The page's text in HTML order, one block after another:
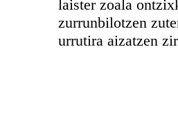
laister zoala
zurrunbilotzen
urrutira aizatzen